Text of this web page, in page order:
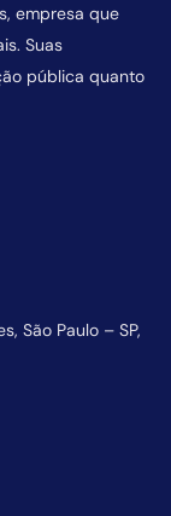
empresa que
Suas
pública quanto
São Paulo – SP,